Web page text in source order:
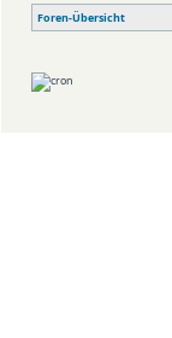
Foren-Übersicht